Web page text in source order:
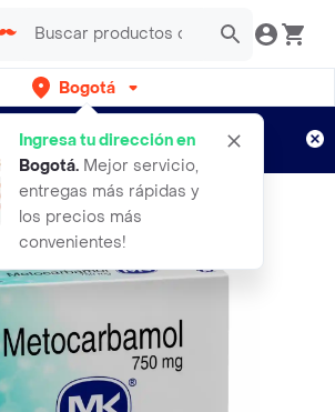
Bogotá
Ingresa tu dirección en
Bogotá. Mejor servicio,
entregas más rápidas y
los precios más
convenientes!
gratis por semanas
Aplican TyC